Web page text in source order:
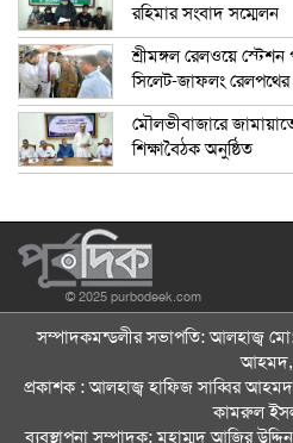
রহিমার সংবাদ সম্মেলন
শ্রীমঙ্গল রেলওয়ে স্টেশন
সিলেট-জাফলং রেলপথের
মৌলভীবাজারে
শিক্ষাবৈঠক অনুষ্ঠিত
© 2025 purbodeek.com
সম্পাদকমন্ডলীর সভাপতি: আলহাজ্ব
আহমদ,
প্রকাশক : আলহাজ্ব হাফিজ সাব্বির
কামরুল
ব্যবস্থাপনা সম্পাদক: মুহাম্মদ আজির